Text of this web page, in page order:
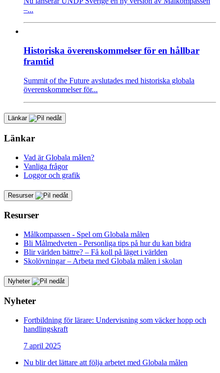
–...
Historiska överenskommelser för en hållbar
framtid
Summit of the Future avslutades med historiska globala
överenskommelser för...
Länkar
Länkar
Vad är Globala målen?
Vanliga frågor
Loggor och grafik
Resurser
Resurser
Målkompassen - Spel om Globala målen
Bli Målmedveten - Personliga tips på hur du kan bidra
Blir världen bättre? – Få koll på läget i världen
Skolövningar – Arbeta med Globala målen i skolan
Nyheter
Nyheter
Fortbildning för lärare: Undervisning som väcker hopp och
handlingskraft
7 april 2025
Nu blir det lättare att följa arbetet med Globala målen